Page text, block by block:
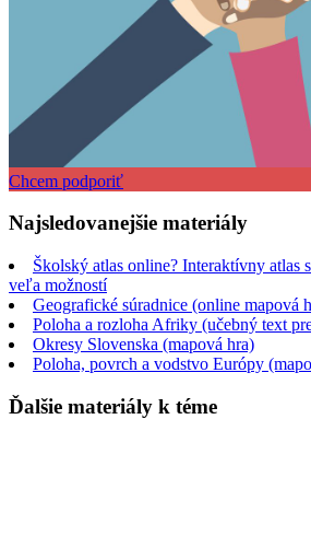
Chcem podporiť
Najsledovanejšie materiály
Školský atlas online? Interaktívny atlas
veľa možností
Geografické súradnice (online mapová
Poloha a rozloha Afriky (učebný text
Okresy Slovenska (mapová hra)
Poloha, povrch a vodstvo Európy
Ďalšie materiály k téme